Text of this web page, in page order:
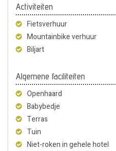
Activiteiten
Fietsverhuur
Mountainbike verhuur
Biljart
Algemene faciliteiten
Openhaard
Babybedje
Terras
Tuin
Niet-roken in gehele hotel